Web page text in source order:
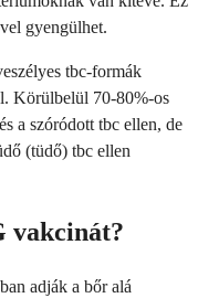
gyengülhet.
tbc-formák
Körülbelül 70-80%-os
a szóródott tbc ellen, de
(tüdő) tbc ellen
vakcinát?
adják a bőr alá